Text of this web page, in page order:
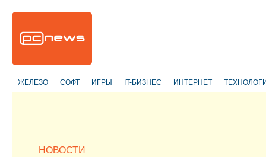
ЖЕЛЕЗО СОФТ ИГРЫ IT-БИЗНЕС ИНТЕРНЕТ
НОВОСТИ